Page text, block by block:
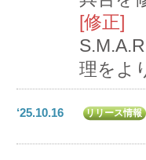
[修正]
理をよ
‘25.10.16 リリース情報